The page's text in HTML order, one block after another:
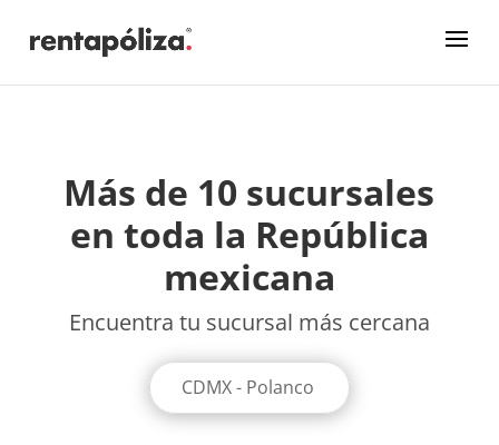
Más de 10 sucursales
en toda la República
mexicana
Encuentra tu sucursal más cercana